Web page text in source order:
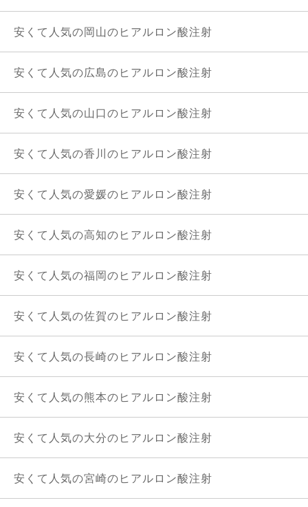
安くて人気の岡山のヒアルロン酸注射
安くて人気の広島のヒアルロン酸注射
安くて人気の山口のヒアルロン酸注射
安くて人気の香川のヒアルロン酸注射
安くて人気の愛媛のヒアルロン酸注射
安くて人気の高知のヒアルロン酸注射
安くて人気の福岡のヒアルロン酸注射
安くて人気の佐賀のヒアルロン酸注射
安くて人気の長崎のヒアルロン酸注射
安くて人気の熊本のヒアルロン酸注射
安くて人気の大分のヒアルロン酸注射
安くて人気の宮崎のヒアルロン酸注射